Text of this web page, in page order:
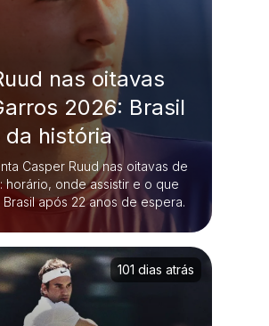
nas oitavas
2026: Brasil
da história
Casper Ruud nas oitavas de
horário, onde assistir e o que
após 22 anos de espera.
101 dias atrás